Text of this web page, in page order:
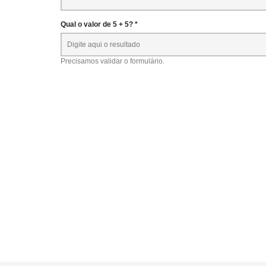
Qual o valor de 5 + 5? *
Precisamos validar o formulário.